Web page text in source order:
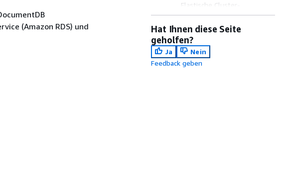
(Amazon RDS) und
Elastische Cluster-
Grenzwerte
Limits für elastische
Cluster-Shards
CPU-, Speicher-,
Verbindungs- und
Cursorlimits für Elastic
Hat Ihnen diese Seite
geholfen?
Ja
Nein
Feedback geben